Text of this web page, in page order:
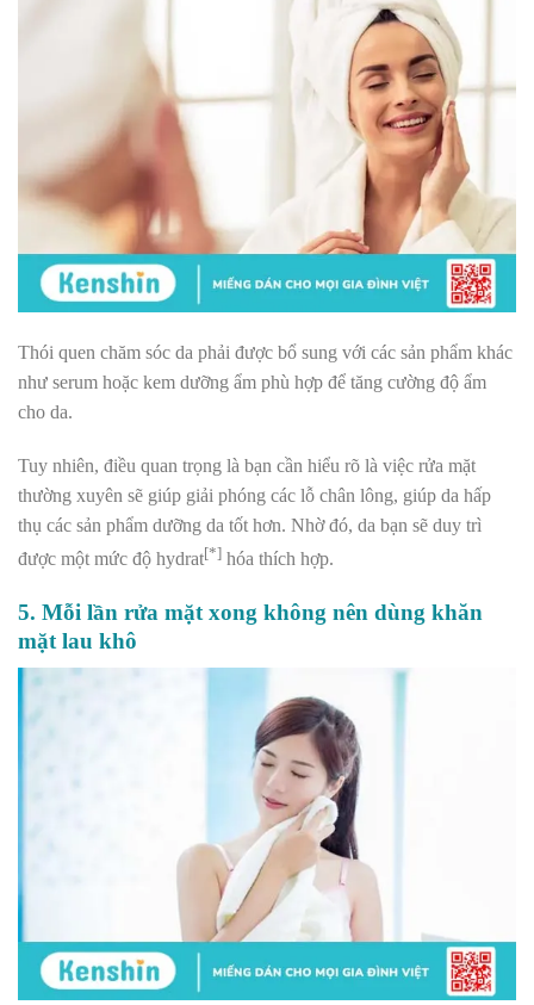
Thói quen chăm sóc da phải được bổ sung với các sản phẩm khác
như serum hoặc kem dưỡng ẩm phù hợp để tăng cường độ ẩm
cho da.
Tuy nhiên, điều quan trọng là bạn cần hiểu rõ là việc rửa mặt
thường xuyên sẽ giúp giải phóng các lỗ chân lông, giúp da hấp
thụ các sản phẩm dưỡng da tốt hơn. Nhờ đó, da bạn sẽ duy trì
được một mức độ hydrat[*] hóa thích hợp.
5. Mỗi lần rửa mặt xong không nên dùng khăn
mặt lau khô